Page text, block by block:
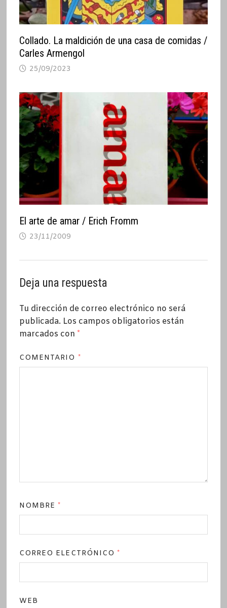
Collado. La maldición de una casa de comidas /
Carles Armengol
25/09/2023
El arte de amar / Erich Fromm
23/11/2009
Deja una respuesta
Tu dirección de correo electrónico no será
publicada. Los campos obligatorios están
marcados con *
COMENTARIO *
NOMBRE*
CORREO ELECTRÓNICO*
WEB